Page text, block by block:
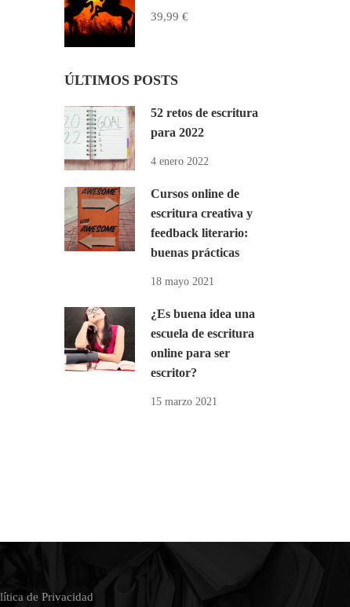
39,99 €
ÚLTIMOS POSTS
52 retos de escritura
para 2022
4 enero 2022
Cursos online de
escritura creativa y
feedback literario:
buenas prácticas
18 mayo 2021
¿Es buena idea una
escuela de escritura
online para ser
escritor?
15 marzo 2021
de Privacidad